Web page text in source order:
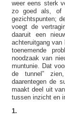
weer eens sterk
zo goed als, of
gezichtspunten;
voegt de
daaruit een
achteruitgang
toenemende
noodzaak van
muntunie. Dat
de tunnel”
daarentegen de
maakt deel uit
tussen inzicht en
1.